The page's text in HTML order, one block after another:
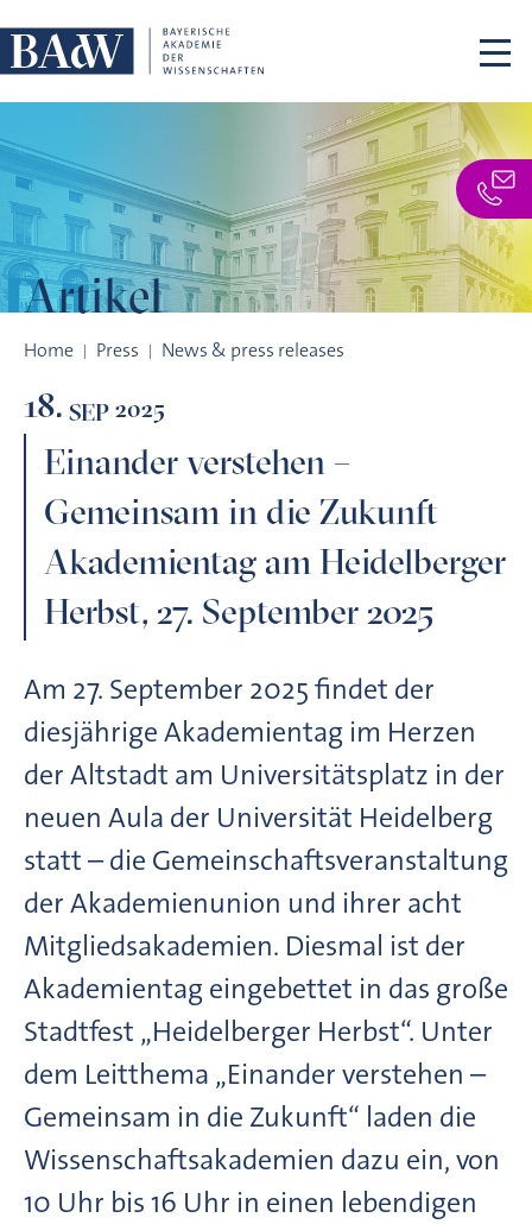
Artikel
Home Press News & press releases
18. SEP 2025
Einander verstehen –
Gemeinsam in die Zukunft
Akademientag am Heidelberger
Herbst, 27. September 2025
Am 27. September 2025 findet der
diesjährige Akademientag im Herzen
der Altstadt am Universitätsplatz in der
neuen Aula der Universität Heidelberg
statt – die Gemeinschafts­veranstaltung
der Akademienunion und ihrer acht
Mitgliedsakademien. Diesmal ist der
Akademientag eingebettet in das große
Stadtfest „Heidelberger Herbst“. Unter
dem Leitthema „Einander verstehen –
Gemeinsam in die Zukunft“ laden die
Wissenschaftsakademien dazu ein, von
10 Uhr bis 16 Uhr in einen lebendigen